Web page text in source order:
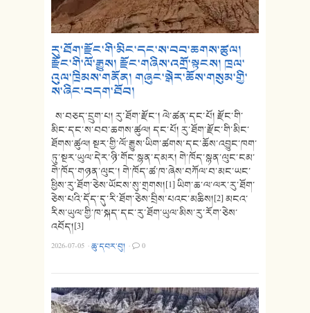
རུ་ཐོག་རྫོང་གི་མིང་དང་ས་བབ་ཆགས་ཚུལ།
རྫོང་གི་ལོ་རྒྱུས། རྫོང་གཞིས་འགྲོ་སྟངས། ཁྲལ་
འུལ་ཁྲིམས་གནོན། གཞུང་སྒེར་ཆོས་གསུམ་གྱི་
ས་ཞིང་བདག་ཐོབ།
ས་བཅད་དྲུག་པ། རུ་ཐོག་རྫོང་། ལེ་ཚན་དང་པོ། རྫོང་གི་
མིང་དང་ས་བབ་ཆགས་ཚུལ། དང་པོ། རུ་ཐོག་རྫོང་གི་མིང་
ཐོགས་ཚུལ། སྔར་གྱི་ལོ་རྒྱུས་ཡིག་ཚགས་དང་ཆོས་འབྱུང་ཁག་
ཏུ་སྔར་ཡུལ་དེར་ཉི་གོང་སྙན་དམར། གེ་ཁོད་སྙན་ལུང་ངམ་
གེ་ཁོད་གཉན་ལུང་། གེ་ཁོད་ཚ་ཁ་ཞེས་བཀོལ་བ་མང་ཡང་
ཕྱིས་རུ་ཐོག་ཅེས་ཡོངས་སུ་གྲགས།[1] ཡིག་ཆ་ལ་ལར་རུ་ཐོག་
ཅེས་པའི་དོད་དུ་རི་ཐོག་ཅེས་བྲིས་པའང་མཆིས།[2] མངའ་
རིས་ཡུལ་གྱི་ཁ་སྐད་དང་རུ་ཐོག་ཡུལ་མིས་རུ་རོག་ཅེས་
འབོད།[3]
2026-07-05 ·ཆུ་དབར་བུ། · 0